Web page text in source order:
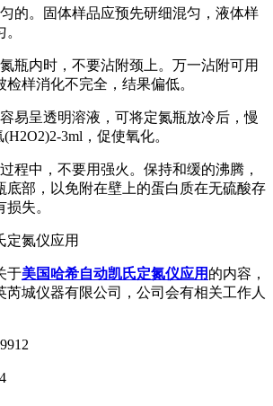
。固体样品应预先研细混匀，液体样
内时，不要沾附颈上。万一沾附可用
样消化不完全，结果偏低。
呈透明溶液，可将定氮瓶放冷后，慢
3ml，促使氧化。
中，不要用强火。保持和缓的沸腾，
底部，以免附在壁上的蛋白质在无硫酸存
失。
于美国哈希自动凯氏定氮仪应用 的内容，
芮城仪器有限公司，公司会有相关工作人